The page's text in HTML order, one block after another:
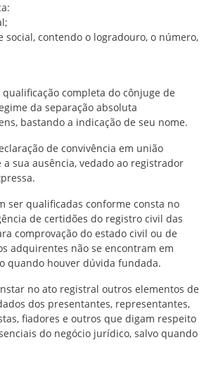
social, contendo o logradouro, o número,
qualificação completa do cônjuge de
da separação absoluta
bastando a indicação de seu nome.
de convivência em união
a sua ausência, vedado ao registrador
ser qualificadas conforme consta no
de certidões do registro civil das
comprovação do estado civil ou de
adquirentes não se encontram em
quando houver dúvida fundada.
no ato registral outros elementos de
dos presentantes, representantes,
fiadores e outros que digam respeito
do negócio jurídico, salvo quando